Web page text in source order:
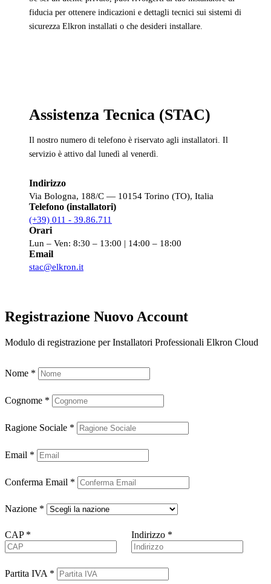
fiducia per ottenere indicazioni e dettagli tecnici sui sistemi di
sicurezza Elkron installati o che desideri installare.
Assistenza Tecnica (STAC)
Il nostro numero di telefono è riservato agli installatori. Il
servizio è attivo dal lunedì al venerdì.
Indirizzo
Via Bologna, 188/C — 10154 Torino (TO), Italia
Telefono (installatori)
(+39) 011 - 39.86.711
Orari
Lun – Ven: 8:30 – 13:00 | 14:00 – 18:00
Email
stac@elkron.it
Registrazione Nuovo Account
Modulo di registrazione per Installatori Professionali Elkron Cloud
Nome *
Cognome *
Ragione Sociale *
Email *
Conferma Email *
Nazione *
CAP * Indirizzo *
Partita IVA *